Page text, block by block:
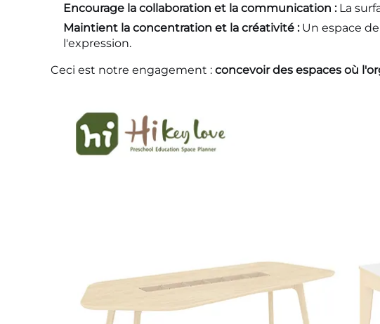
Encourage la collaboration et la communication : La
Maintient la concentration et la créativité : Un espace
l'expression.
Ceci est notre engagement : concevoir des espaces où